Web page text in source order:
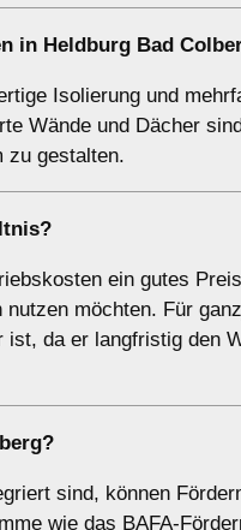
in Heldburg Bad
Isolierung und
Wände und Dächer
zu gestalten.
ein gutes
möchten. Für
da er langfristig den
sind, können
wie das BAFA-